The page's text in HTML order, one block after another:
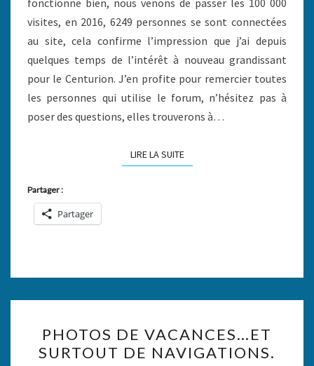
visites, en 2016, 6249 personnes se sont connectées
au site, cela confirme l’impression que j’ai depuis
quelques temps de l’intérêt à nouveau grandissant
pour le Centurion. J’en profite pour remercier toutes
les personnes qui utilise le forum, n’hésitez pas à
poser des questions, elles trouverons à…
LIRE LA SUITELIRE LA SUITE
Partager :
Partager
DE
VACANCES…
PHOTOS DE VACANCES…ET
SURTOUT DE NAVIGATIONS.